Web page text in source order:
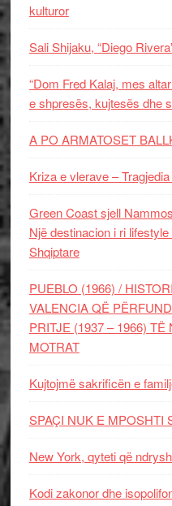
kulturor
Sali Shijaku, “Diego
“Dom Fred Kalaj, mes
e shpresës, kujtesës dhe
A PO ARMATOSET
Kriza e vlerave –
Green Coast sjell
Një destinacion i ri
Shqiptare
PUEBLO (1966) /
VALENCIA QË
PRITJE (1937 – 1966)
MOTRAT
Kujtojmë sakrificën e
SPAÇI NUK E MPOSHTI
New York, qyteti që
Kodi zakonor dhe